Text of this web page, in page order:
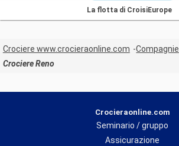
La flotta di CroisiEurope
Crociere www.crocieraonline.com Compagnie
Crociere Reno
Crocieraonline.com
Seminario / gruppo
Assicurazione